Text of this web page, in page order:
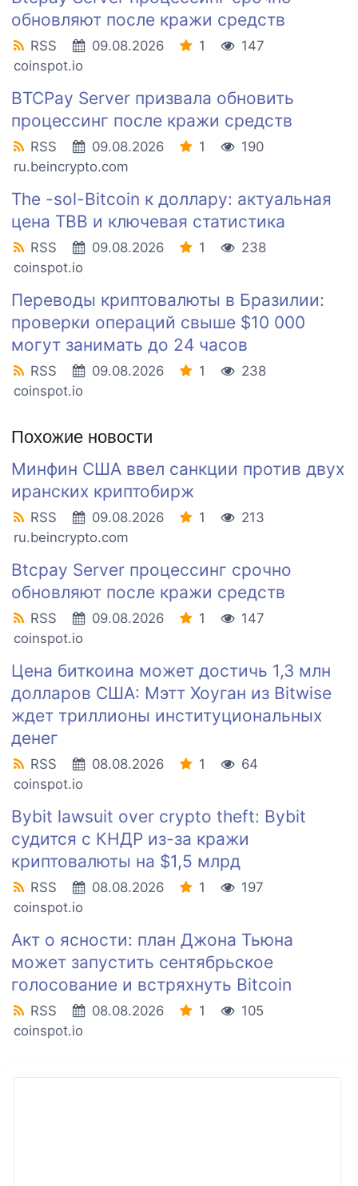
обновляют после кражи средств
RSS 09.08.2026 1
147
coinspot.io
BTCPay Server призвала обновить
процессинг после кражи средств
RSS 09.08.2026 1
190
ru.beincrypto.com
The -sol-Bitcoin к доллару: актуальная
цена TBB и ключевая статистика
RSS 09.08.2026 1
238
coinspot.io
Переводы криптовалюты в Бразилии:
проверки операций свыше $10 000
могут занимать до 24 часов
RSS 09.08.2026 1
238
coinspot.io
Похожие новости
Минфин США ввел санкции против двух
иранских криптобирж
RSS 09.08.2026 1
213
ru.beincrypto.com
Btcpay Server процессинг срочно
обновляют после кражи средств
RSS 09.08.2026 1
147
coinspot.io
Цена биткоина может достичь 1,3 млн
долларов США: Мэтт Хоуган из Bitwise
ждет триллионы институциональных
денег
RSS 08.08.2026 1
64
coinspot.io
Bybit lawsuit over crypto theft: Bybit
судится с КНДР из-за кражи
криптовалюты на $1,5 млрд
RSS 08.08.2026 1
197
coinspot.io
Акт о ясности: план Джона Тьюна
может запустить сентябрьское
голосование и встряхнуть Bitcoin
RSS 08.08.2026 1
105
coinspot.io